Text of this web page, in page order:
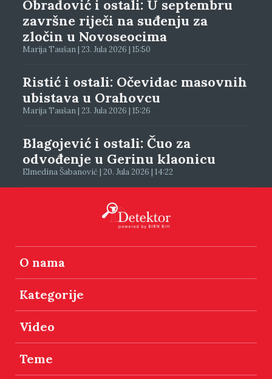
Obradović i ostali: U septembru
završne riječi na suđenju za
zločin u Novoseocima
Marija Taušan | 23. Jula 2026 | 15:50
Ristić i ostali: Očevidac masovnih
ubistava u Orahovcu
Marija Taušan | 23. Jula 2026 | 15:26
Blagojević i ostali: Čuo za
odvođenje u Gerinu klaonicu
Elmedina Šabanović | 20. Jula 2026 | 14:22
O nama
Kategorije
Video
Teme